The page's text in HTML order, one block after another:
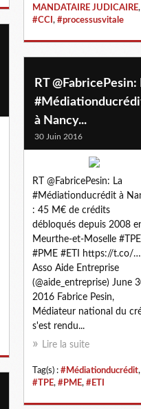
MANDATAIRE JUDICAIRE,
#CCI , #processusvitale
RT @FabricePesin:
à Nancy...
30 Juin 2016
RT @FabricePesin: La
#Médiationducrédit à
: 45 M€ de crédits
débloqués depuis 2008
Meurthe-et-Moselle #TPE
#PME #ETI https://t.co/…
Asso Aide Entreprise
(@aide_entreprise) June
2016 Fabrice Pesin,
Médiateur national du
s'est rendu...
Lire la suite
Tag(s) : #Médiationducrédit,
#TPE, #PME, #ETI